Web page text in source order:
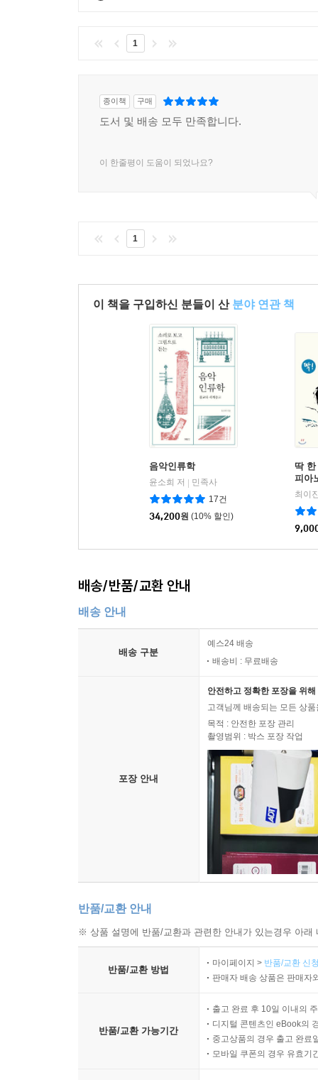
81 DAW와 DTM을 잘 사용하는 방법 P178
84 멀티플레이어가 되자 P184
85 버릇과 개성 P186
87 바탕을 어디에 둘 것인가? P190
91 독학을 하면서 부딪치는 문제 P198
92 독학으로는 알 수 없는 것 P200
94 매일 매일 작곡한다 P204
95 슬럼프 극복방법 P206
96 버리는 용기 P208
97 작곡가는 장인이어야 한다 P210
98 지금은 하우스 작가의 시대 P212
99 누구를 위한 음악, 음악가인가? P214
작곡가 10인 10색 - Q&A로 알아보는 작곡가의 마음
호코야마 와타로 P088
미츠다 야스노리 P118
무라마츠 테츠야 P156
작곡을 위한 기초용어해설 P217
1
종이책 구매
도서 및 배송 모두 만족합니다.
이 한줄평이 도움이 되었나요?
1
이 책을 구입하신 분들이 산 분야 연관 책
음악인류학
윤소희 저
민족사
17건
34,200원 (10% 할인)
딱 한
피아
급)
최이
배송/반품/교환 안내
배송 안내
배송 구분
예스24 배송
배송비 : 무료배송
포장 안내
안전하고 정확한 포장을 위
고객님께 배송되는 모든 상
목적 : 안전한 포장 관리
촬영범위 : 박스 포장 작업
반품/교환 안내
※ 상품 설명에 반품/교환과 관련한 안내가 있는경우 아
반품/교환 방법
마이페이지 > 반품/교환 신
판매자 배송 상품은 판매자
반품/교환 가능기간
출고 완료 후 10일 이내의
디지털 콘텐츠인 eBook의
중고상품의 경우 출고 완료
모바일 쿠폰의 경우 유효기